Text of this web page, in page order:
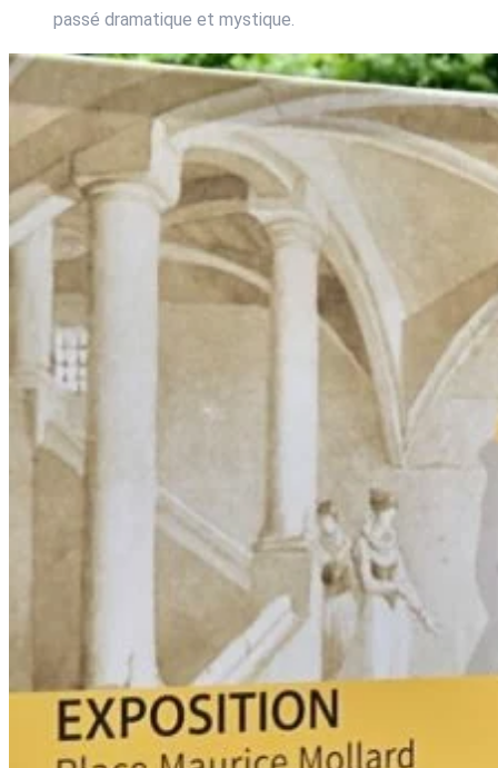
passé dramatique et mystique.